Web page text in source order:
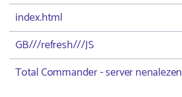
index.html
GB///refresh///JS
Total Commander - server nenalezen